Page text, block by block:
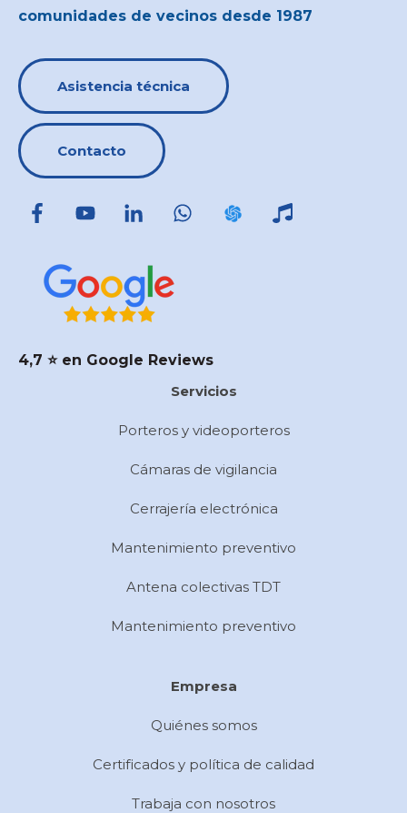
comunidades de vecinos desde 1987
Asistencia técnica
Contacto
4,7 ⭐️ en Google Reviews
Servicios
Porteros y videoporteros
Cámaras de vigilancia
Cerrajería electrónica
Mantenimiento preventivo
Antena colectivas TDT
Mantenimiento preventivo
Empresa
Quiénes somos
Certificados y política de calidad
Trabaja con nosotros